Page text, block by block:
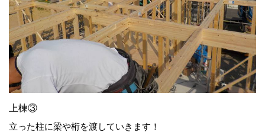
上棟③
立った柱に梁や桁を渡していきます！